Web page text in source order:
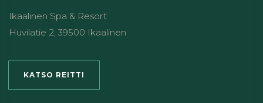
Ikaalinen Spa & Resort
Huvilatie 2, 39500 Ikaalinen
KATSO REITTI